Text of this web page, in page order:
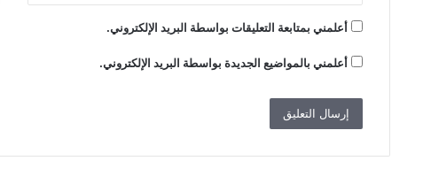
أعلمني بمتابعة التعليقات بواسطة البريد الإلكتروني.
أعلمني بالمواضيع الجديدة بواسطة البريد الإلكتروني.